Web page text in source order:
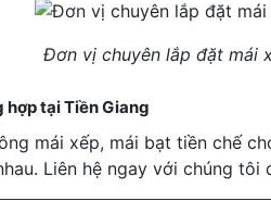
Đơn vị chuyên lắp đặt mái
hợp tại Tiền Giang
mái xếp, mái bạt tiền chế
Liên hệ ngay với chúng